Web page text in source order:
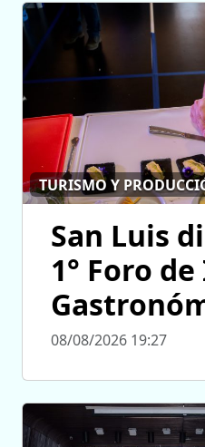
TURISMO Y
San Luis
1° Foro
08/08/2026 19:27